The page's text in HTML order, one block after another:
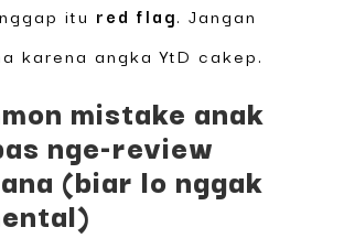
itu red flag. Jangan
karena angka YtD cakep.
mistake anak
nge-review
(biar lo nggak